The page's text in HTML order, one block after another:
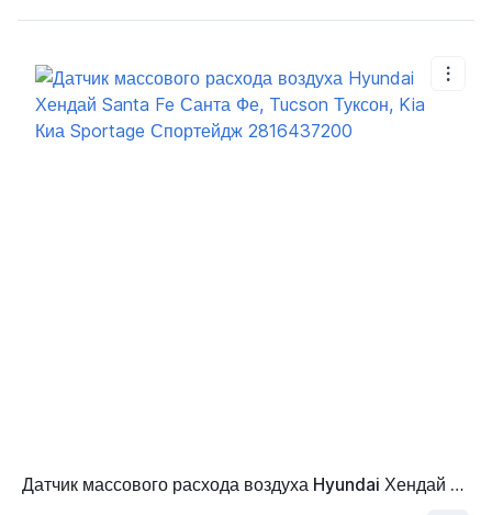
Датчик массового расхода воздуха Hyundai Хендай Santa Fe Санта Фе, Tucson Туксон, Kia Киа Sportage Спортейдж 2816437200